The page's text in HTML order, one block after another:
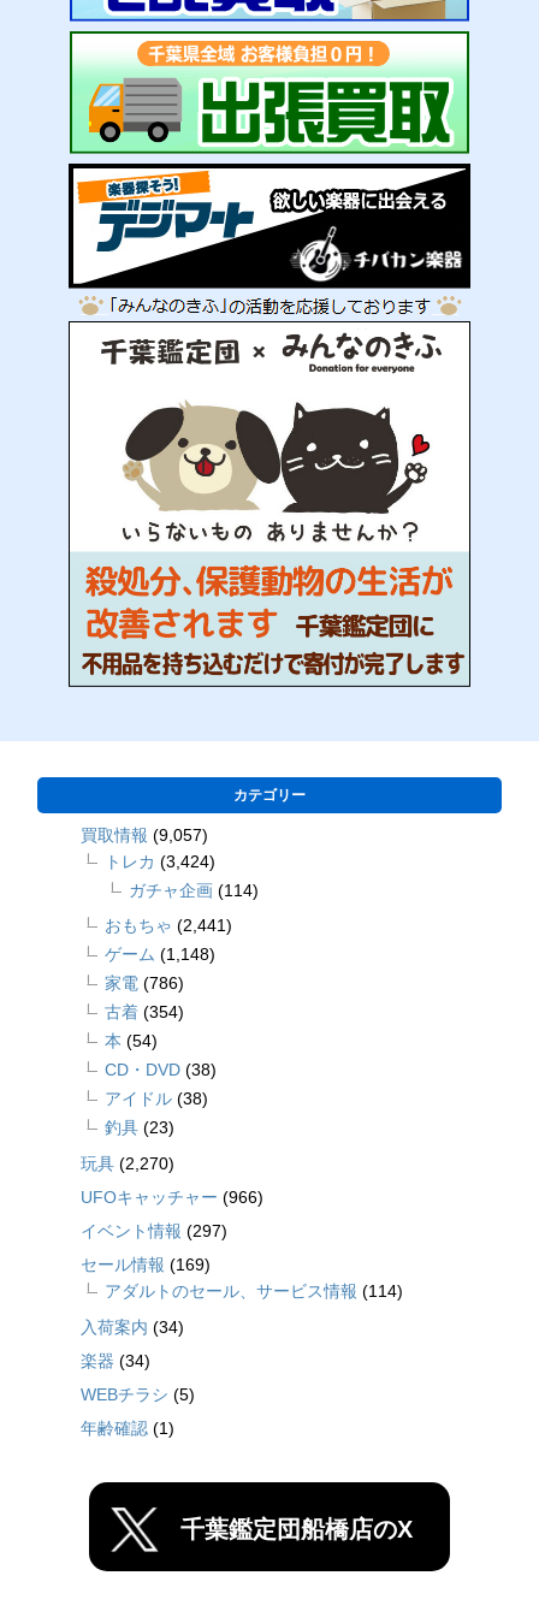
カテゴリー
買取情報 (9,057)
トレカ (3,424)
ガチャ企画 (114)
おもちゃ (2,441)
ゲーム (1,148)
家電 (786)
古着 (354)
本 (54)
CD・DVD (38)
アイドル (38)
釣具 (23)
玩具 (2,270)
UFOキャッチャー (966)
イベント情報 (297)
セール情報 (169)
アダルトのセール、サービス情報 (114)
入荷案内 (34)
楽器 (34)
WEBチラシ (5)
年齢確認 (1)
千葉鑑定団船橋店のX